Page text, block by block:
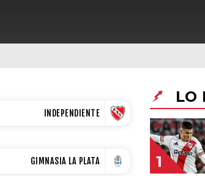
INDEPENDIENTE
GIMNASIA LA PLATA
LO
1